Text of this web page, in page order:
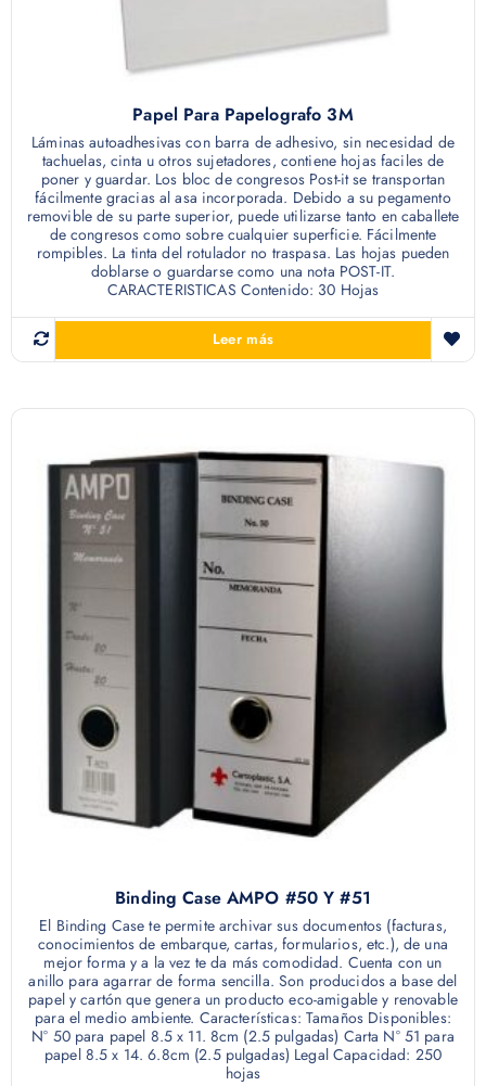
Papel Para Papelografo 3M
Láminas autoadhesivas con barra de adhesivo, sin necesidad de
tachuelas, cinta u otros sujetadores, contiene hojas faciles de
poner y guardar. Los bloc de congresos Post-it se transportan
fácilmente gracias al asa incorporada. Debido a su pegamento
removible de su parte superior, puede utilizarse tanto en caballete
de congresos como sobre cualquier superficie. Fácilmente
rompibles. La tinta del rotulador no traspasa. Las hojas pueden
doblarse o guardarse como una nota POST-IT.
CARACTERISTICAS Contenido: 30 Hojas
Leer más
Binding Case AMPO #50 Y #51
El Binding Case te permite archivar sus documentos (facturas,
conocimientos de embarque, cartas, formularios, etc.), de una
mejor forma y a la vez te da más comodidad. Cuenta con un
anillo para agarrar de forma sencilla. Son producidos a base del
papel y cartón que genera un producto eco-amigable y renovable
para el medio ambiente. Características: Tamaños Disponibles:
N° 50 para papel 8.5 x 11. 8cm (2.5 pulgadas) Carta N° 51 para
papel 8.5 x 14. 6.8cm (2.5 pulgadas) Legal Capacidad: 250
hojas